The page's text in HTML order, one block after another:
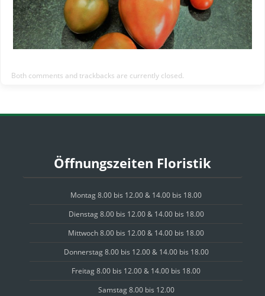
Both comments and trackbacks are currently closed.
Öffnungszeiten Floristik
Montag 8.00 bis 12.00 & 14.00 bis 18.00
Dienstag 8.00 bis 12.00 & 14.00 bis 18.00
Mittwoch 8.00 bis 12.00 & 14.00 bis 18.00
Donnerstag 8.00 bis 12.00 & 14.00 bis 18.00
Freitag 8.00 bis 12.00 & 14.00 bis 18.00
Samstag 8.00 bis 12.00